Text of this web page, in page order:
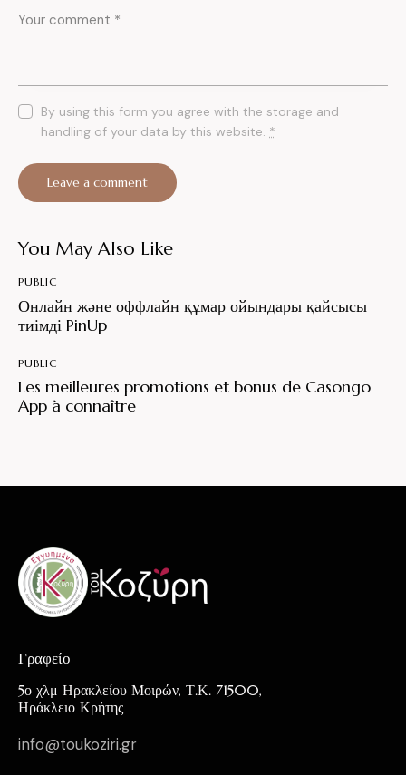
By using this form you agree with the storage and
handling of your data by this website. *
You May Also Like
PUBLIC
Онлайн және оффлайн құмар ойындары қайсысы
тиімді PinUp
PUBLIC
Les meilleures promotions et bonus de Casongo
App à connaître
Γραφείο
5ο χλμ Ηρακλείου Μοιρών, Τ.Κ. 71500,
Ηράκλειο Κρήτης
info@toukoziri.gr